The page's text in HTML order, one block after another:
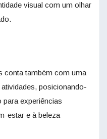
visual com um olhar
conta também com uma
posicionando-
experiências
estar e à beleza